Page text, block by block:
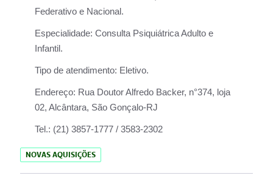
Federativo e Nacional.
Especialidade: Consulta Psiquiátrica Adulto e
Infantil.
Tipo de atendimento: Eletivo.
Endereço: Rua Doutor Alfredo Backer, n°374, loja
02, Alcântara, São Gonçalo-RJ
Tel.: (21) 3857-1777 / 3583-2302
NOVAS AQUISIÇÕES